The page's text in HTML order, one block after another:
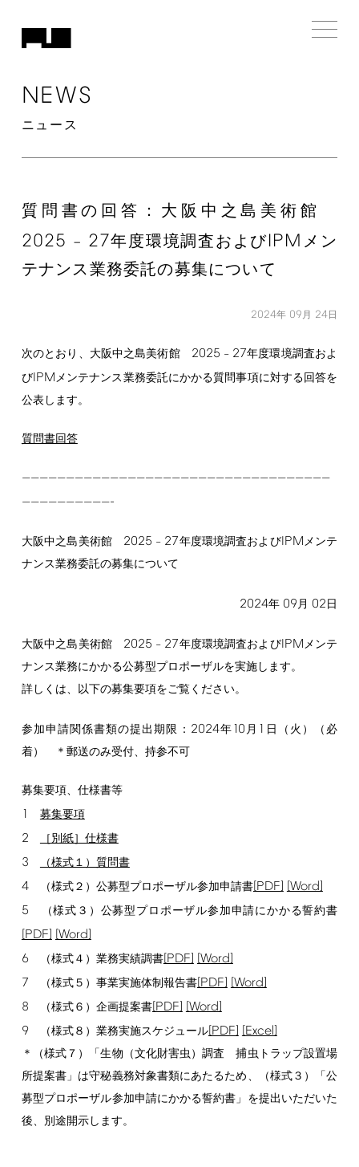
NEWS
ニュース
質問書の回答：大阪中之島美術館
2025 – 27年度環境調査およびIPM メン
テナンス業務委託の募集について
2024年 09 月 24 日
次のとおり、大阪中之島美術館 2025 – 27年度環境調査およ
びIPMメンテナンス業務委託にかかる質問事項に対する回答を
公表します。
質問書回答
———————————————————————————————————
——————————-
大阪中之島美術館 2025 – 27年度環境調査およびIPMメンテ
ナンス業務委託の募集について
2024年 09月 02 日
大阪中之島美術館 2025 – 27年度環境調査およびIPMメンテ
ナンス業務にかかる公募型プロポーザルを実施します。
詳しくは、以下の募集要項をご覧ください。
参加申請関係書類の提出期限： 2024年10月 1 日（火）（必
着） ＊郵送のみ受付、持参不可
募集要項、仕様書等
1 募集要項
2 ［別紙］仕様書
3 （様式１）質問書
4（様式２）公募型プロポーザル参加申請書[PDF] [Word]
5 （様式３）公募型プロポーザル参加申請にかかる誓約書
[PDF] [Word]
6（様式４）業務実績調書[PDF] [Word]
7 （様式５）事業実施体制報告書[PDF] [Word]
8 （様式６）企画提案書[PDF] [Word]
9（様式８）業務実施スケジュール[PDF] [Excel]
＊（様式７）「生物（文化財害虫）調査 捕虫トラップ設置場
所提案書」は守秘義務対象書類にあたるため、（様式３）「公
募型プロポーザル参加申請にかかる誓約書」を提出いただいた
後、別途開示します。